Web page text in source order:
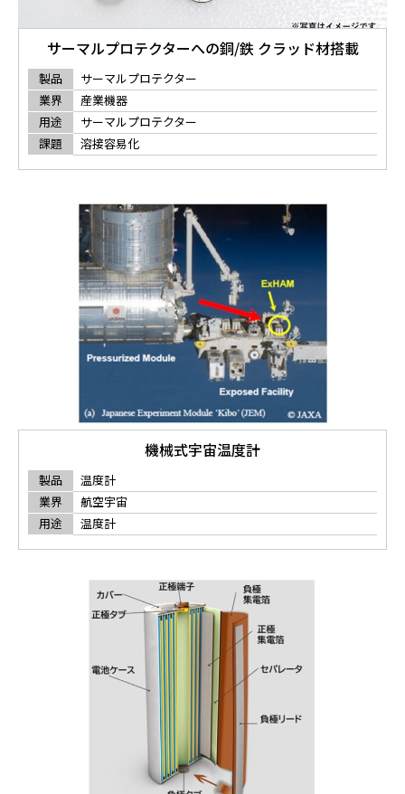
サーマルプロテクターへの銅/鉄 クラッド材搭載
製品
サーマルプロテクター
業界
産業機器
用途
サーマルプロテクター
課題
溶接容易化
機械式宇宙温度計
製品
温度計
業界
航空宇宙
用途
温度計